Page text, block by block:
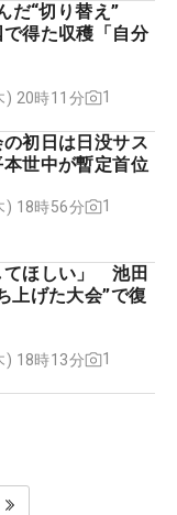
だ“切り替え”
得た収穫「自分
) 20時11分
1
初日は日没サス
世中が暫定首位
) 18時56分
1
てほしい」 池田
上げた大会”で復
) 18時13分
1